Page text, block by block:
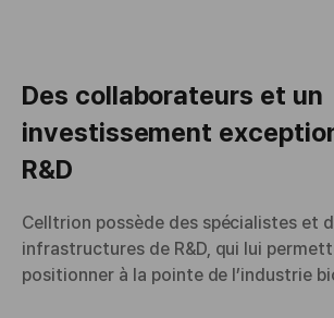
Des collaborateurs et un
investissement
R&D
Celltrion possède des spécialistes et
infrastructures de R&D, qui lui
positionner à la pointe de l’industrie